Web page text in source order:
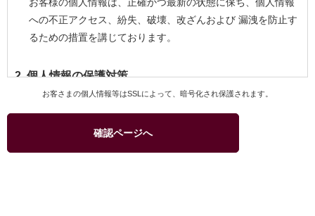
への不正アクセス、紛失、破壊、改ざんおよび 漏洩を防止す
るための措置を講じております。
2. 個人情報の保護対策
当社および当社関連会社のお客様への商品配送業務、お客様
へのより良いサービスを提供するためのアフターサービス等
を実施させていただくため、お客様の個人情報を利用いたし
ます。
お客さまの個人情報等はSSLによって、暗号化され保護されます。
確認ページへ